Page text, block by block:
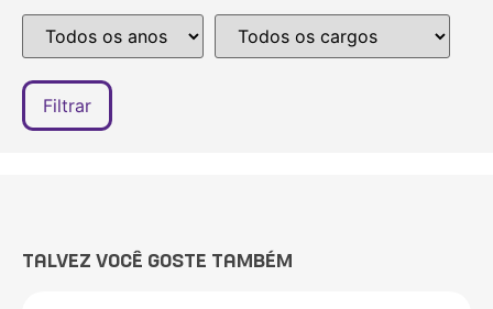
TALVEZ VOCÊ GOSTE TAMBÉM